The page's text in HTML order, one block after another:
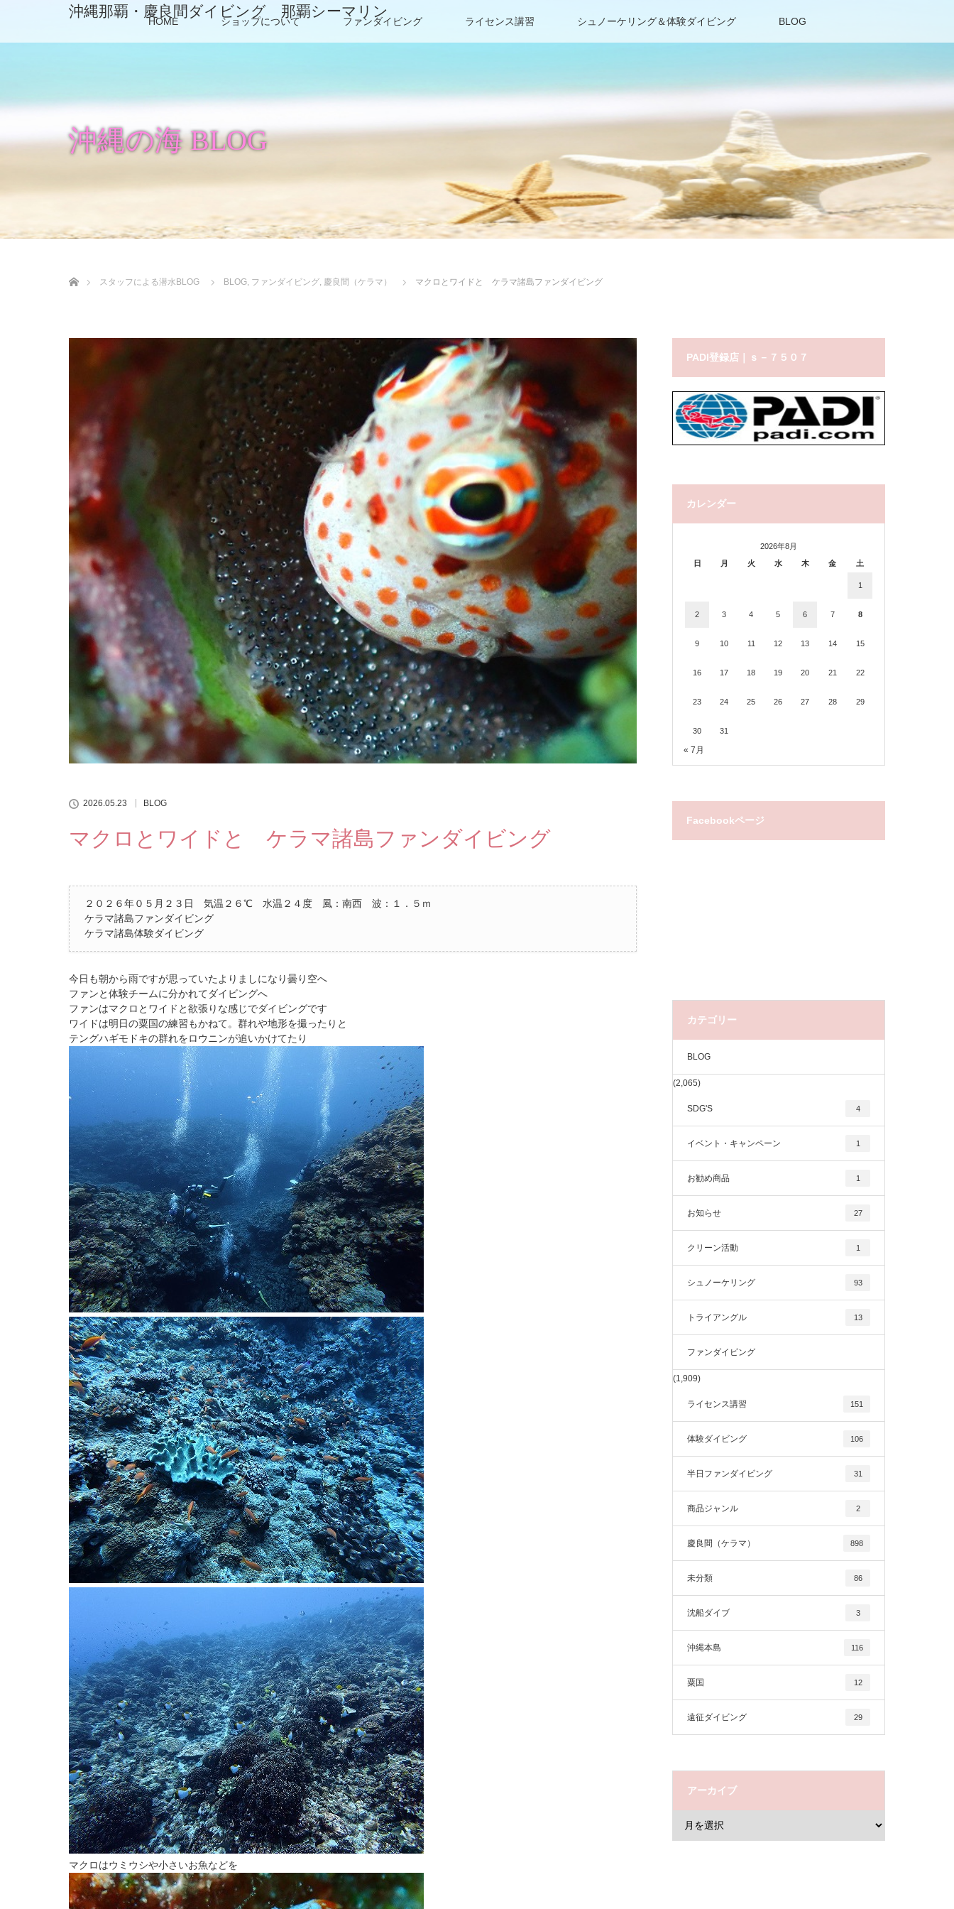
沖縄那覇・慶良間ダイビング 那覇シーマリン
HOME ショップについて ファンダイビング ライセンス講習 シュノーケリング＆体験ダイビング BLOG
沖縄の海 BLOG
スタッフによる潜水BLOG
BLOG, ファンダイビング, 慶良間（ケラマ） マクロとワイドと ケラマ諸島ファンダイビング
2026.05.23 BLOG
マクロとワイドと ケラマ諸島ファンダイビング
２０２６年０５月２３日 気温２６℃ 水温２４度 風：南西 波：１．５ｍ
ケラマ諸島ファンダイビング
ケラマ諸島体験ダイビング
今日も朝から雨ですが思っていたよりましになり曇り空へ
ファンと体験チームに分かれてダイビングへ
ファンはマクロとワイドと欲張りな感じでダイビングです
ワイドは明日の粟国の練習もかねて。群れや地形を撮ったりと
テングハギモドキの群れをロウニンが追いかけてたり
マクロはウミウシや小さいお魚などを
PADI登録店｜ｓ－７５０７
カレンダー
2026年8月
日
月 火 水 木 金 土
1
2 3 4 5 6 7 8
9 10 11 12 13 14 15
16 17 18 19 20 21 22
23 24 25 26 27 28 29
30 31
« 7月
Facebookページ
カテゴリー
BLOG
(2,065)
SDG'S 4
イベント・キャンペーン 1
お勧め商品 1
お知らせ 27
クリーン活動 1
シュノーケリング 93
トライアングル 13
ファンダイビング
(1,909)
ライセンス講習 151
体験ダイビング 106
半日ファンダイビング 31
商品ジャンル 2
慶良間（ケラマ） 898
未分類 86
沈船ダイブ 3
沖縄本島 116
粟国 12
遠征ダイビング 29
アーカイブ